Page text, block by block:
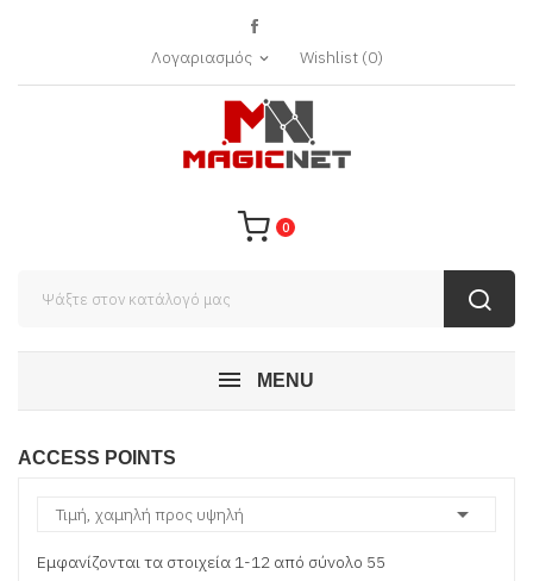
Λογαριασμός expand_more Wishlist(0)
0
MENU
ACCESS POINTS
Τιμή, χαμηλή προς υψηλή 
Εμφανίζονται τα στοιχεία 1-12 από σύνολο 55